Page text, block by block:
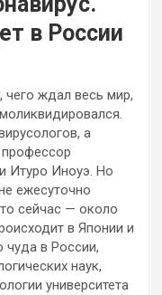
в России
чего ждал весь мир,
а
Итуро Иноуэ. Но
ежесуточно
сейчас — около
в Японии и
чуда в России,
наук,
университета